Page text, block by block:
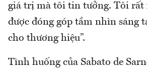
giá trị mà tôi tin tưởng. Tôi rất
được đóng góp tầm nhìn sáng
cho thương hiệu”.
Tình huống của Sabato de